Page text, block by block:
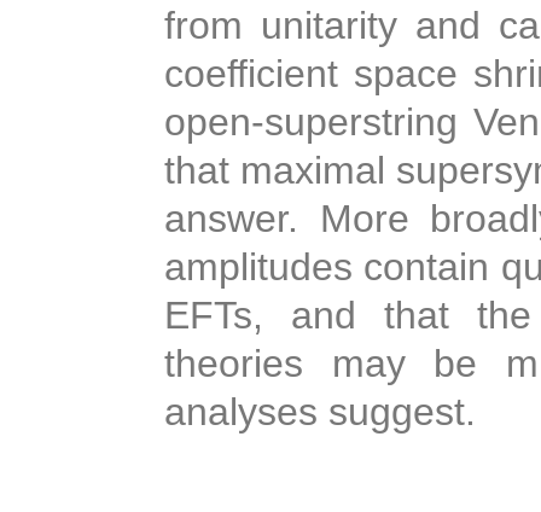
from unitarity and
coefficient space
open-superstring
that maximal
answer. More
amplitudes contain
EFTs, and that
theories may be
analyses suggest.